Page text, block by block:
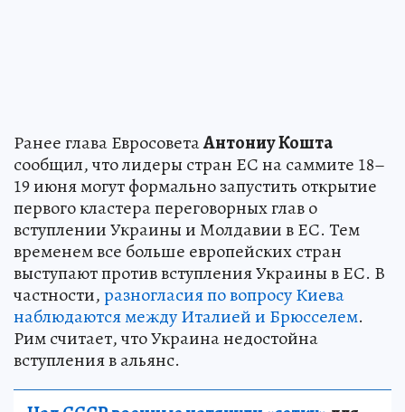
Ранее глава ЕвросоветаАнтониу Кошта
сообщил, что лидеры стран ЕС на саммите 18–
19 июня могут формально запустить открытие
первого кластера переговорных глав о
вступлении Украины и Молдавии в ЕС. Тем
временем все больше европейских стран
выступают против вступления Украины в ЕС. В
частности,разногласия по вопросу Киева
наблюдаются между Италией и Брюсселем.
Рим считает, что Украина недостойна
вступления в альянс.